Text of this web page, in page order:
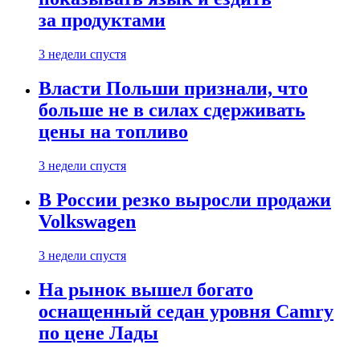
за продуктами
3 недели спустя
Власти Польши признали, что
больше не в силах сдерживать
цены на топливо
3 недели спустя
В России резко выросли продажи
Volkswagen
3 недели спустя
На рынок вышел богато
оснащенный седан уровня Camry
по цене Лады